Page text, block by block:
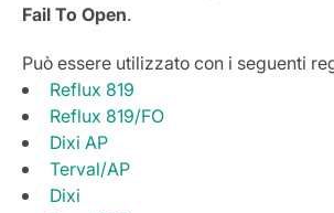
Fail To Open.
Può essere utilizzato con i seguenti
Reflux 819
Reflux 819/FO
Dixi AP
Terval/AP
Dixi